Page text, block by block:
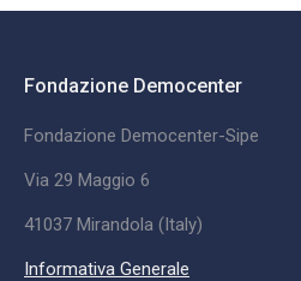
Fondazione Democenter
Fondazione Democenter-Sipe
Via 29 Maggio 6
41037 Mirandola (Italy)
Informativa Generale